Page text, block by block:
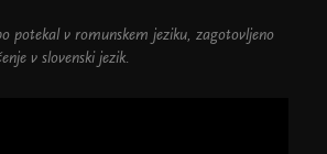
potekal v romunskem jeziku, zagotovljeno
v slovenski jezik.